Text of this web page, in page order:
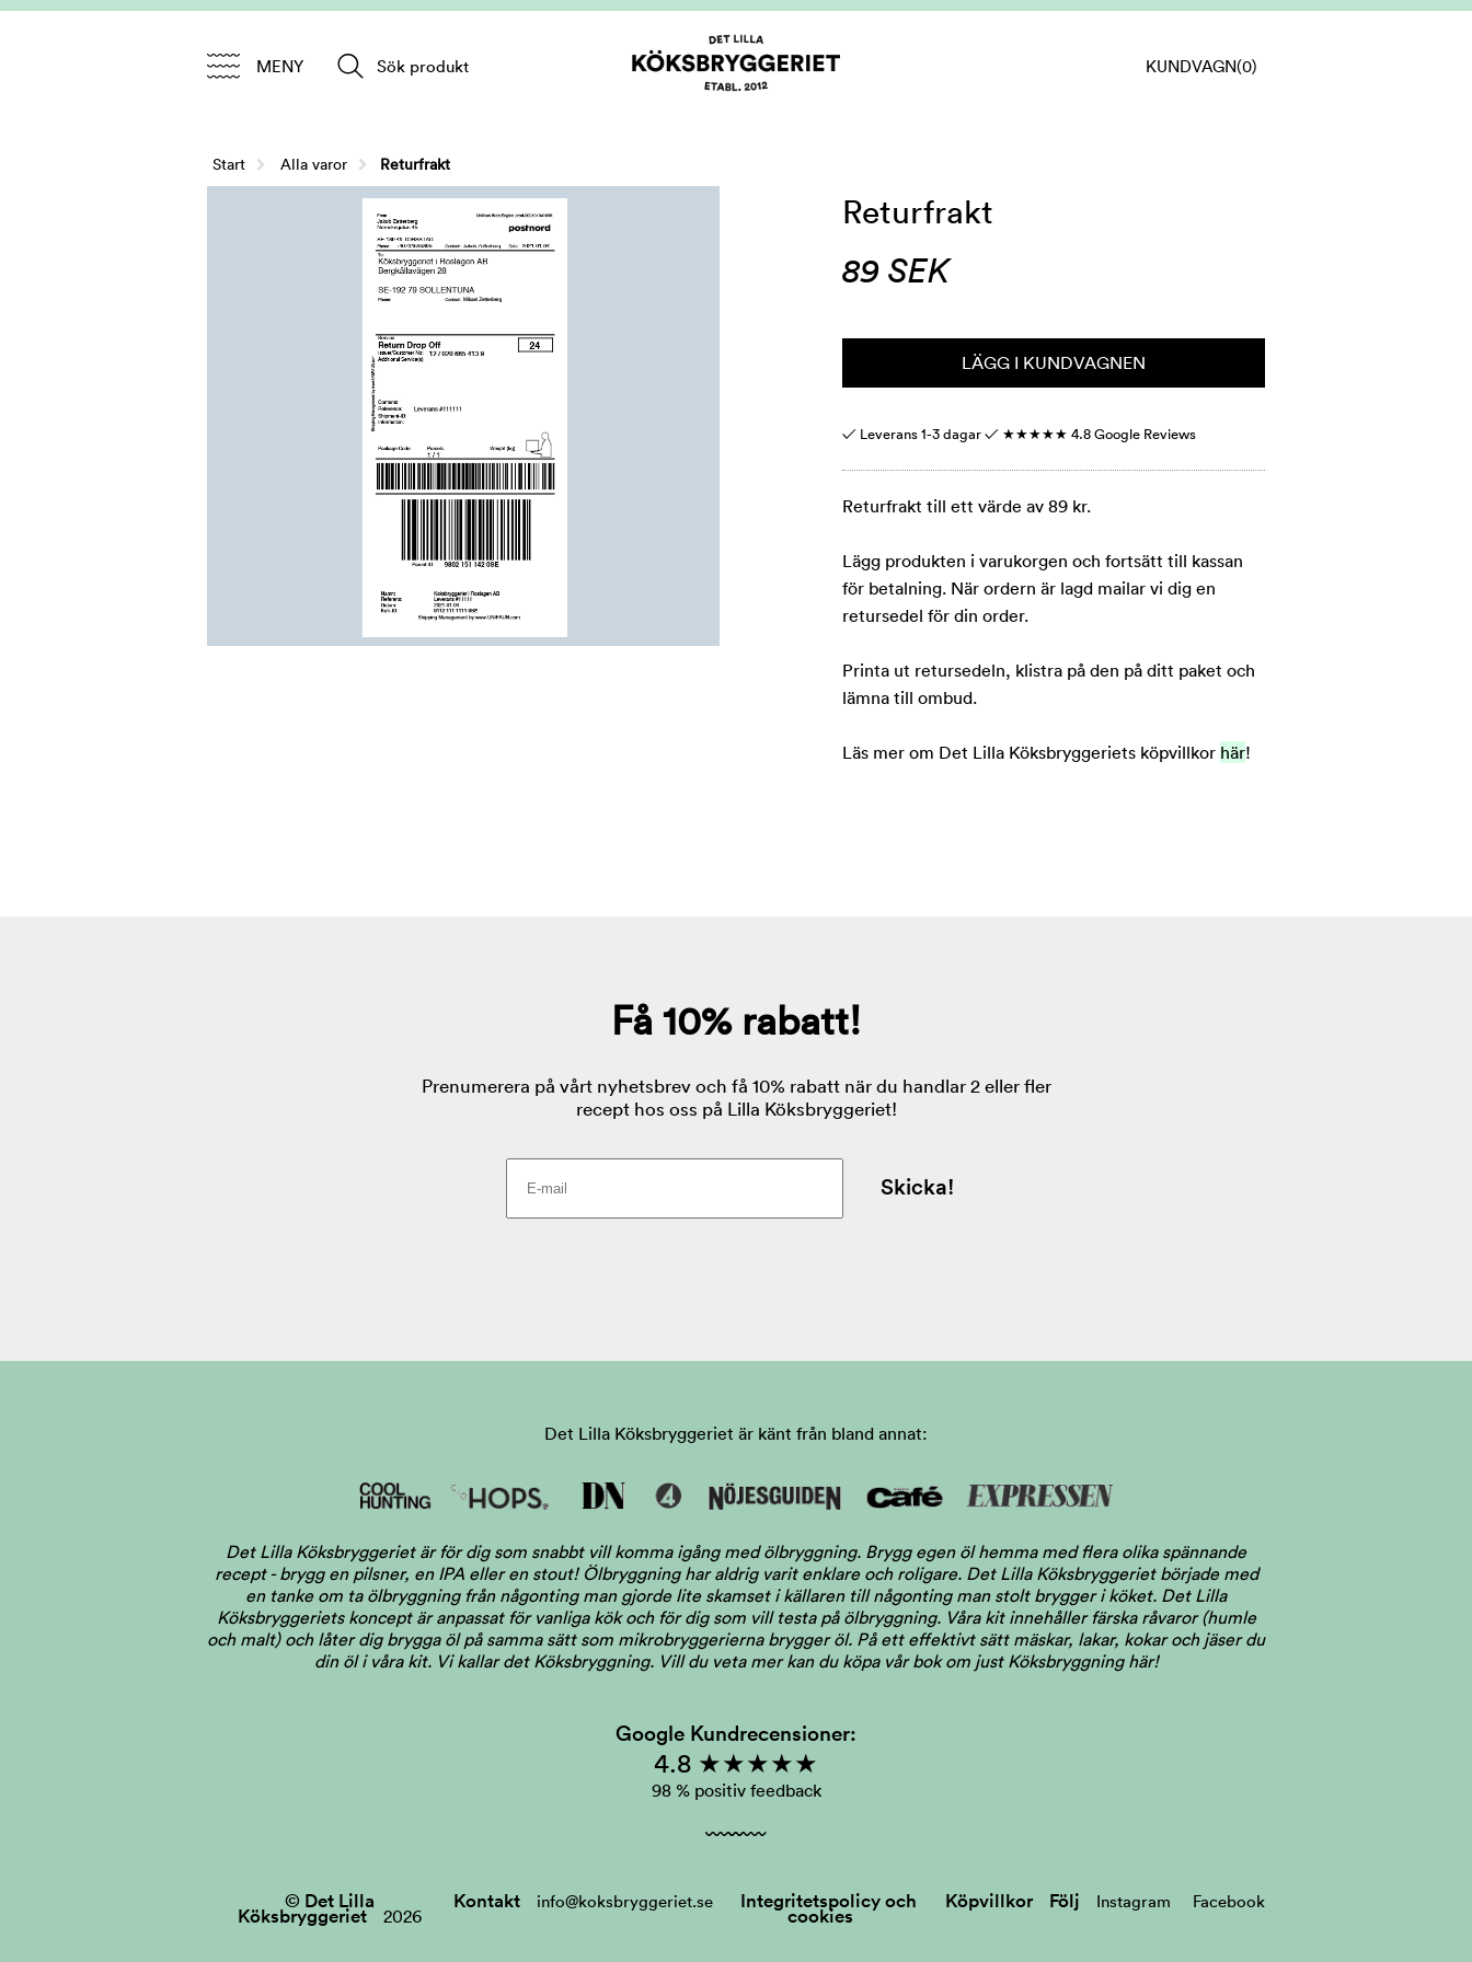
MENY Sök produkt KUNDVAGN(0)
Start Alla varor Returfrakt
Returfrakt
89SEK
LÄGG I KUNDVAGNEN
✓ Leverans 1-3 dagar ✓ ★★★★★ 4.8 Google Reviews
Returfrakt till ett värde av 89 kr.
Lägg produkten i varukorgen och fortsätt till kassan
för betalning. När ordern är lagd mailar vi dig en
retursedel för din order.
Printa ut retursedeln, klistra på den på ditt paket och
lämna till ombud.
Läs mer om Det Lilla Köksbryggeriets köpvillkor här!
Det Lilla Köksbryggeriet är känt från bland annat:
Det Lilla Köksbryggeriet är för dig som snabbt vill komma igång med ölbryggning. Brygg egen öl hemma med flera olika spännande
recept - brygg en pilsner, en IPA eller en stout! Ölbryggning har aldrig varit enklare och roligare. Det Lilla Köksbryggeriet började med
en tanke om ta ölbryggning från någonting man gjorde lite skamset i källaren till någonting man stolt brygger i köket. Det Lilla
Köksbryggeriets koncept är anpassat för vanliga kök och för dig som vill testa på ölbryggning. Våra kit innehåller färska råvaror (humle
och malt) och låter dig brygga öl på samma sätt som mikrobryggerierna brygger öl. På ett effektivt sätt mäskar, lakar, kokar och jäser du
din öl i våra kit. Vi kallar det Köksbryggning. Vill du veta mer kan du köpa vår bok om just Köksbryggning här!
Google Kundrecensioner:
4.8 ★★★★★
98 % positiv feedback
© Det Lilla
Köksbryggeriet 2026
Kontakt info@koksbryggeriet.se Integritetspolicy och
cookies
Köpvillkor Följ Instagram Facebook